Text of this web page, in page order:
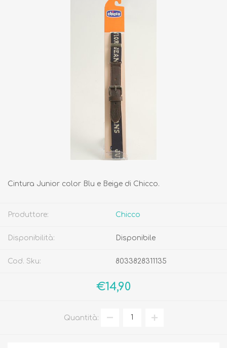
Cintura Junior color Blu e Beige di Chicco.
Produttore: Chicco
Disponibilità: Disponibile
Cod. Sku: 8033828311135
€14,90
Quantità: